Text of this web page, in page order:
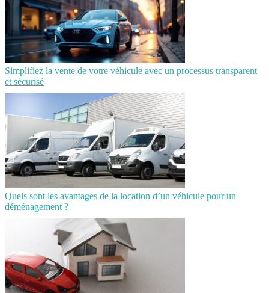
Simplifiez la vente de votre véhicule avec un processus transparent
et sécurisé
Quels sont les avantages de la location d’un véhicule pour un
déménagement ?